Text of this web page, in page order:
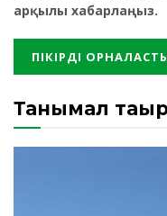
арқылы хабарлаңыз.
Танымал